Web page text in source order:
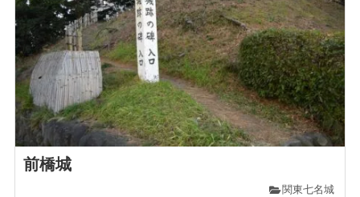
前橋城
関東七名城